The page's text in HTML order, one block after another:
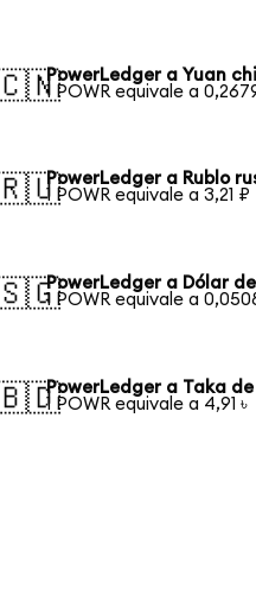
PowerLedger a Yuan
1 POWR equivale a
PowerLedger a Rublo
1 POWR equivale a 3,21 ₽
PowerLedger a Dólar
1 POWR equivale a
PowerLedger a Taka
1 POWR equivale a 4,91 ৳